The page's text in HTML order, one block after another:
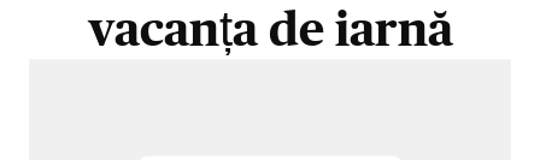
vacanța de iarnă